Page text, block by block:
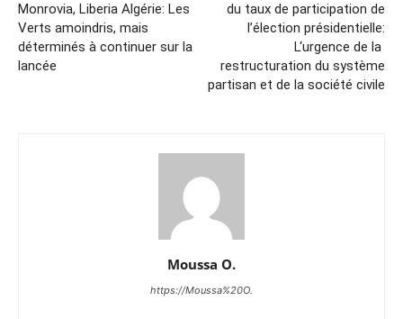
Monrovia, Liberia Algérie: Les
Verts amoindris, mais
déterminés à continuer sur la
lancée
du taux de participation de
l’élection présidentielle:
L‘urgence de la
restructuration du système
partisan et de la société civile
Moussa O.
https://Moussa%20O.